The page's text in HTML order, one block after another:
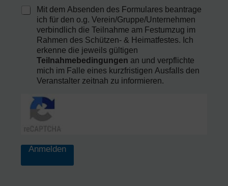
u
Mit dem Absenden des Formulares beantrage
ich für den o.g. Verein/Gruppe/Unternehmen
verbindlich die Teilnahme am Festumzug im
Rahmen des Schützen- & Heimatfestes. Ich
erkenne die jeweils gültigen
Teilnahmebedingungen an und verpflichte
mich im Falle eines kurzfristigen Ausfalls den
Veranstalter zeitnah zu informieren.
Anmelden